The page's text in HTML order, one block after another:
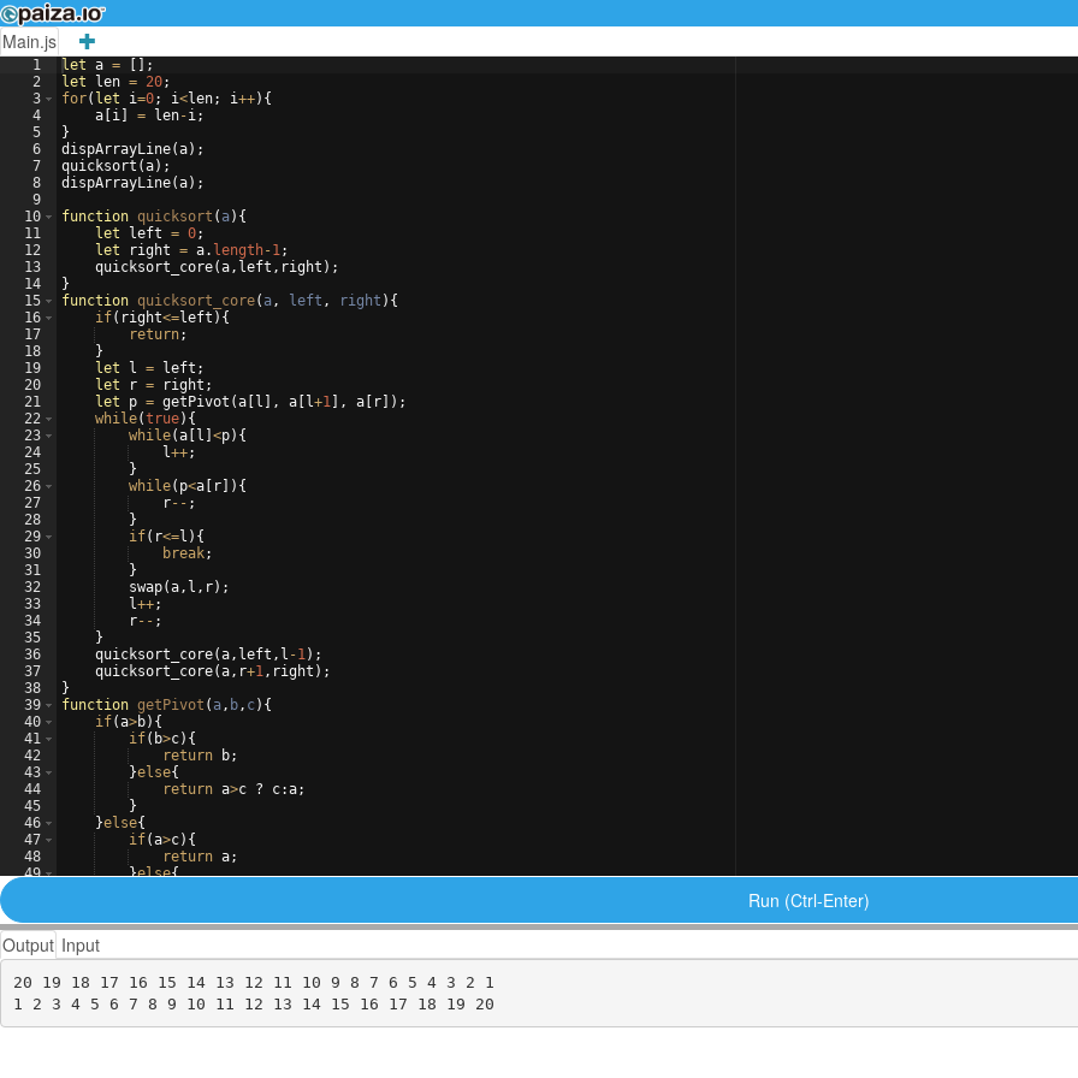
Main.js
1
2
3
4
5
6
7
8
9
10
11
12
13
14
15
16
17
18
19
20
21
22
23
24
25
26
27
28
29
30
31
32
33
34
35
36
37
38
39
40
41
42
43
44
45
46
47
48
49
let a =
;
let
len = 20;
for( let i=0; i<len; i++) {
a i = len-i;
}
dispArrayLine(a) ;
quicksort (a) ;
dispArrayLine(a) ;
function quicksort ( a) {
let
left = 0;
let
right = a. length-1;
quicksort_core(a, left , right ) ;
}
function quicksort_core( a, left , right ) {
if( right<=left ) {
return;
}
let
l = left ;
let
r = right ;
let
p = getPivot (a l , a l+1 , a r ]) ;
while(true) {
while(a l <p) {
l++;
}
while( p<a r ]) {
r-- ;
}
if( r<=l ) {
break;
}
swap(a, l , r) ;
l++;
r-- ;
}
quicksort_core(a, left , l -1) ;
quicksort_core(a, r+1, right ) ;
}
function getPivot ( a, b, c) {
if(a>b) {
if( b>c) {
return
b;
}else{
return a>c ? c:a;
}
}else{
if(a>c) {
return a;
}else{
Run (Ctrl-Enter)
Output Input
20 19 18 17 16 15 14 13 12 11 10 9 8 7 6 5 4 3 2 1